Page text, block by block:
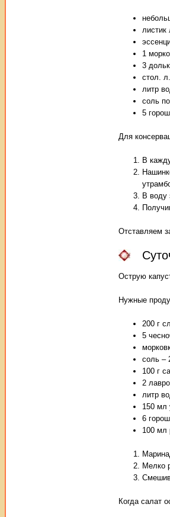
листик
1
3
стол.
литр
соль
5
Для
В
В воду
Отставляем
Острую
Нужные
200 г
5
соль –
100 г
2
литр
150 мл
6
100 мл
Мелко
Когда салат